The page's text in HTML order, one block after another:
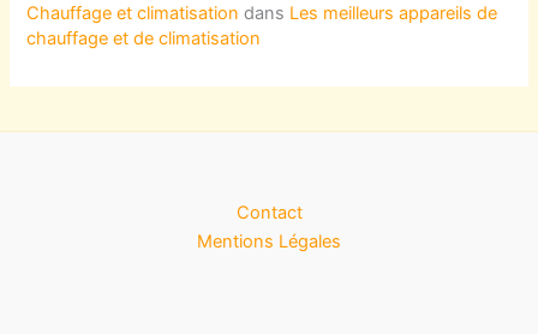
Chauffage et climatisation dans Les meilleurs appareils de
chauffage et de climatisation
Contact
Mentions Légales